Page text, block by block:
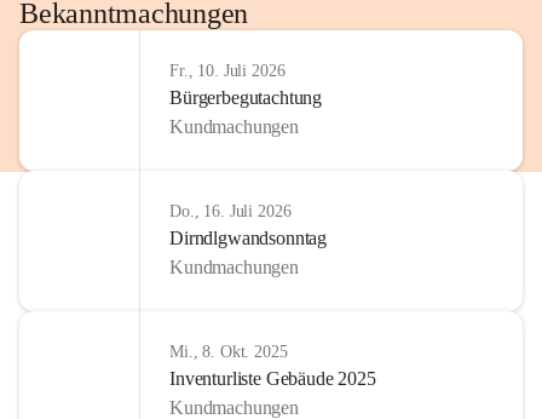
http://www.omv.com
Bekanntmachungen
Fr., 10. Juli 2026
Bürgerbegutachtung
Kundmachungen
Do., 16. Juli 2026
Dirndlgwandsonntag
Kundmachungen
Mi., 8. Okt. 2025
Inventurliste Gebäude 2025
Kundmachungen